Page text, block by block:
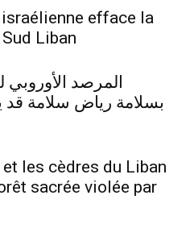
efface la
Liban
المرصد
بسلامة رياض سلامة
les cèdres du Liban
sacrée violée par